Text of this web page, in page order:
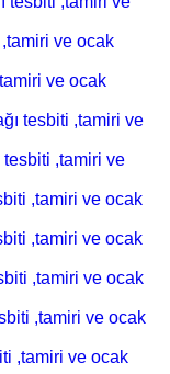
ve ocak
ve ocak
tesbiti ,tamiri ve
tesbiti ,tamiri ve
,tamiri ve ocak
,tamiri ve ocak
,tamiri ve ocak
,tamiri ve ocak
,tamiri ve ocak